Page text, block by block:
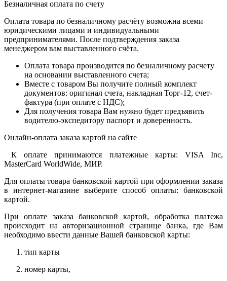
Безналичная оплата по счету
Оплата товара по безналичному расчёту возможна всеми
юридическими лицами и индивидуальными
предпринимателями. После подтверждения заказа
менеджером вам выставленного счёта.
Оплата товара производится по безналичному расчету
на основании выставленного счета;
Вместе с товаром Вы получите полный комплект
документов: оригинал счета, накладная Торг-12, счет-
фактура (при оплате с НДС);
Для получения товара Вам нужно будет предъявить
водителю-экспедитору паспорт и доверенность.
Онлайн-оплата заказа картой на сайте
К оплате принимаются платежные карты: VISA Inc,
MasterCard WorldWide, МИР.
Для оплаты товара банковской картой при оформлении заказа
в интернет-магазине выберите способ оплаты: банковской
картой.
При оплате заказа банковской картой, обработка платежа
происходит на авторизационной странице банка, где Вам
необходимо ввести данные Вашей банковской карты:
тип карты
номер карты,